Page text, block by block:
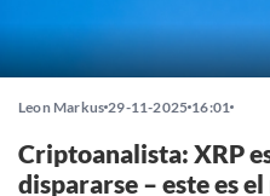
Leon Markus 29-11-2025 16:01
Criptoanalista: XRP
dispararse – este es